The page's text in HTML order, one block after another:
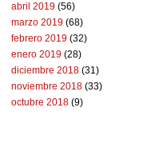
abril 2019 (56)
marzo 2019 (68)
febrero 2019 (32)
enero 2019 (28)
diciembre 2018 (31)
noviembre 2018 (33)
octubre 2018 (9)